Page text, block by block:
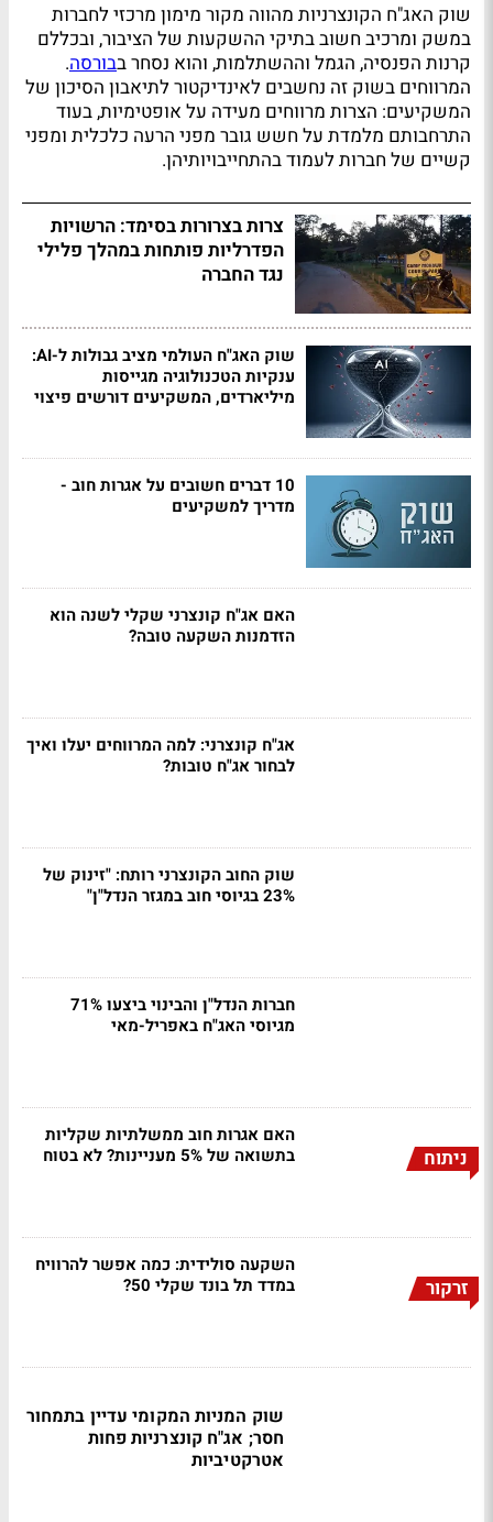
שוק האג"ח הקונצרניות מהווה מקור מימון מרכזי לחברות
במשק ומרכיב חשוב בתיקי ההשקעות של הציבור, ובכללם
קרנות הפנסיה, הגמל וההשתלמות, והוא נסחר בבורסה.
המרווחים בשוק זה נחשבים לאינדיקטור לתיאבון הסיכון של
המשקיעים: הצרות מרווחים מעידה על אופטימיות, בעוד
התרחבותם מלמדת על חשש גובר מפני הרעה כלכלית ומפני
קשיים של חברות לעמוד בהתחייבויותיהן.
צרות בצרורות בסימד: הרשויות
הפדרליות פותחות במהלך פלילי
נגד החברה
שוק האג"ח העולמי מציב גבולות ל-AI:
ענקיות הטכנולוגיה מגייסות
מיליארדים, המשקיעים דורשים פיצוי
10 דברים חשובים על אגרות חוב -
מדריך למשקיעים
האם אג"ח קונצרני שקלי לשנה הוא
הזדמנות השקעה טובה?
אג"ח קונצרני: למה המרווחים יעלו ואיך
לבחור אג"ח טובות?
שוק החוב הקונצרני רותח: "זינוק של
23% בגיוסי חוב במגזר הנדל"ן"
חברות הנדל"ן והבינוי ביצעו 71%
מגיוסי האג"ח באפריל-מאי
ניתוח
האם אגרות חוב ממשלתיות שקליות
בתשואה של 5% מעניינות? לא בטוח
זרקור
השקעה סולידית: כמה אפשר להרוויח
במדד תל בונד שקלי 50?
שוק המניות המקומי עדיין בתמחור
חסר; אג"ח קונצרניות פחות
אטרקטיביות